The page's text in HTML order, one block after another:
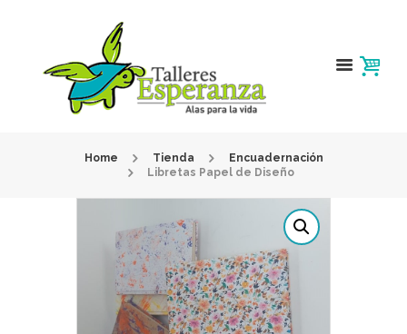
Home Tienda
Encuadernación
Libretas Papel de Diseño